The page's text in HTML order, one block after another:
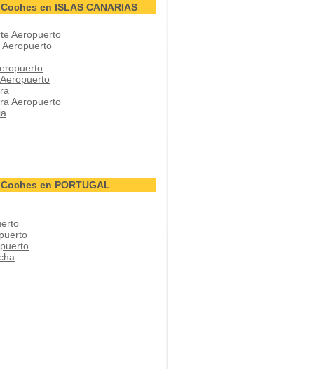
en ISLAS CANARIAS
Aeropuerto
Aeropuerto
Aeropuerto
en PORTUGAL